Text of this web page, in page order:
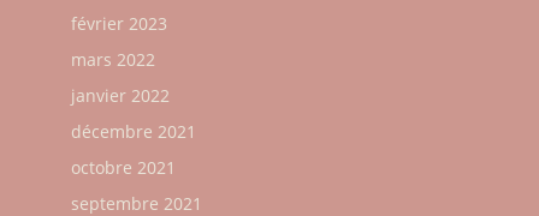
février 2023
mars 2022
janvier 2022
décembre 2021
octobre 2021
septembre 2021